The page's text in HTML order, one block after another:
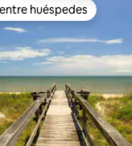
huéspedes
huéspedes